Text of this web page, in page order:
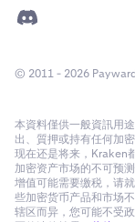
© 2011 - 2026
本資料僅供一般資訊用
出、質押或持有任何加
现在还是将来，Kraken
加密资产市场的不可预
增值可能需要缴税，请
些加密货币产品和市场
辖区而异，您可能不受